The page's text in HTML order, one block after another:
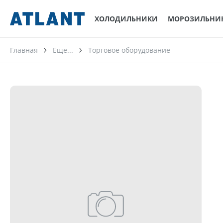
ХОЛОДИЛЬНИКИ
Главная Еще... Торговое оборудование